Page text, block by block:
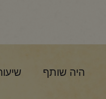
היה שותף